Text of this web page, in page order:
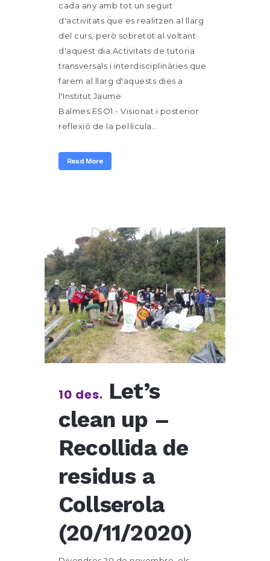
cada any amb tot un seguit
d'activitats que es realitzen al llarg
del curs, però sobretot al voltant
d'aquest dia;Activitats de tutoria
transversals i interdisciplinàries que
farem al llarg d'aquests dies a
l'Institut Jaume
Balmes:ESO1:- Visionat i posterior
reflexió de la pel·lícula...
Read More
10 des. Let’s
clean up –
Recollida de
residus a
Collserola
(20/11/2020)